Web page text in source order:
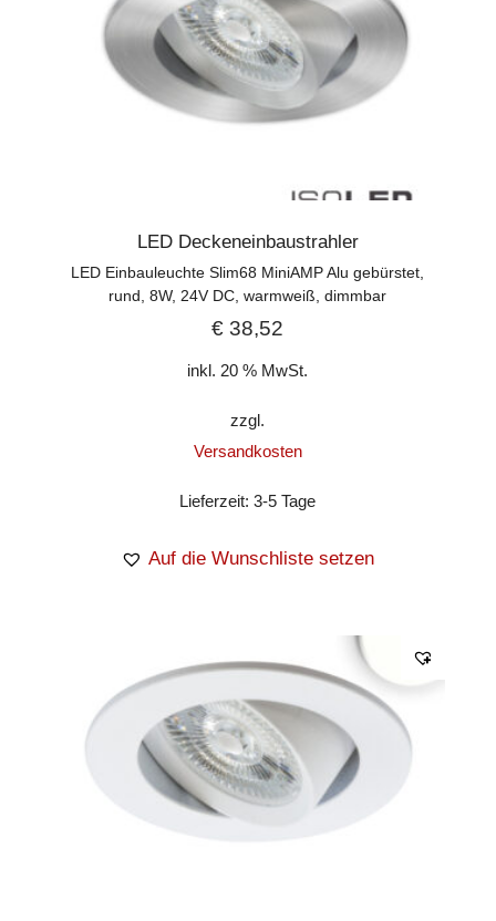
LED Deckeneinbaustrahler
LED Einbauleuchte Slim68 MiniAMP Alu gebürstet,
rund, 8W, 24V DC, warmweiß, dimmbar
€ 38,52
inkl. 20 % MwSt.
zzgl.
Versandkosten
Lieferzeit:3-5 Tage
Auf die Wunschliste setzen